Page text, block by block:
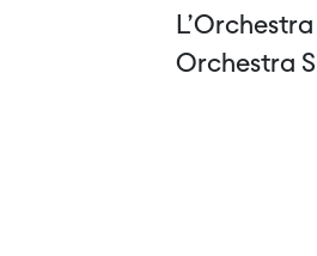
Orchestra